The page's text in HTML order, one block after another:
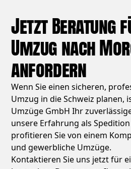
Jetzt Beratung
Umzug nach
anfordern
Wenn Sie einen sicheren,
Umzug in die Schweiz planen,
Umzüge GmbH Ihr
unsere Erfahrung als
profitieren Sie von einem
und gewerbliche Umzüge.
Kontaktieren Sie uns jetzt für